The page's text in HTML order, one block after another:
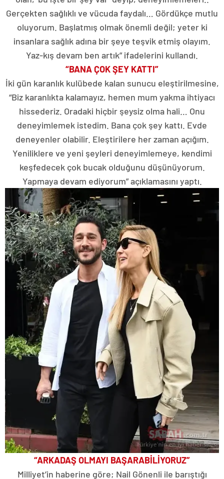
Gerçekten sağlıklı ve vücuda faydalı… Gördükçe mutlu
oluyorum. Başlatmış olmak önemli değil; yeter ki
insanlara sağlık adına bir şeye teşvik etmiş olayım.
Yaz-kış devam ben artık” ifadelerini kullandı.
“BANA ÇOK ŞEY KATTI”
İki gün karanlık kulübede kalan sunucu eleştirilmesine,
“Biz karanlıkta kalamayız, hemen mum yakma ihtiyacı
hissederiz. Oradaki hiçbir şeysiz olma hali… Onu
deneyimlemek istedim. Bana çok şey kattı. Evde
deneyenler olabilir. Eleştirilere her zaman açığım.
Yeniliklere ve yeni şeyleri deneyimlemeye, kendimi
keşfedecek çok bucak olduğunu düşünüyorum.
Yapmaya devam ediyorum” açıklamasını yaptı.
“ARKADAŞ OLMAYI BAŞARABİLİYORUZ”
Milliyet’in haberine göre; Nail Gönenli ile barıştığı